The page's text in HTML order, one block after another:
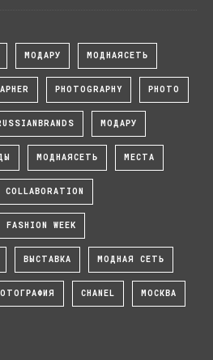
МОДАРУ МОДНАЯСЕТЬ
PHOTOGRAPHY PHOTO
МОДАРУ
МОДНАЯСЕТЬ МЕСТА
COLLABORATION
FASHION WEEK
ВЫСТАВКА МОДНАЯ СЕТЬ
CHANEL МОСКВА